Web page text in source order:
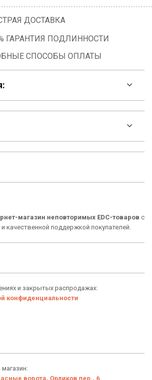
ДОСТАВКА
ГАРАНТИЯ ПОДЛИННОСТИ
СПОСОБЫ ОПЛАТЫ
сертификаты
& Wallet
магазин неповторимых EDC-товаров с
качественной поддержкой покупателей.
и закрытых распродажах:
конфиденциальности
магазин:
ворота, Орликов пер., 6